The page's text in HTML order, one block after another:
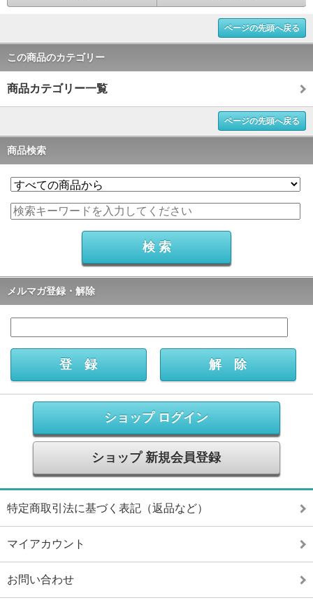
ページの先頭へ戻る
この商品のカテゴリー
商品カテゴリー一覧
ページの先頭へ戻る
商品検索
メルマガ登録・解除
ショップ ログイン
ショップ 新規会員登録
特定商取引法に基づく表記（返品など）
マイアカウント
お問い合わせ